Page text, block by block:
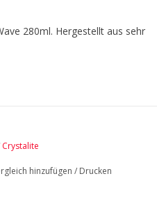
280ml. Hergestellt aus sehr
Crystalite
hinzufügen / Drucken